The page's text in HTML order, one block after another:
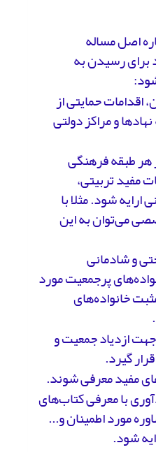
اصل مساله
برای رسیدن به
حمایتی از
و مراکز دولتی
هر طبقه فرهنگی
مفید تربیتی،
ارایه شود. مثلا با
می‌توان به این
و شادمانی
پرجمعیت مورد
خانواده‌های
ازدیاد جمعیت و
گیرد.
مفید معرفی شوند.
با معرفی کتاب‌های
مورد اطمینان و...
شود.